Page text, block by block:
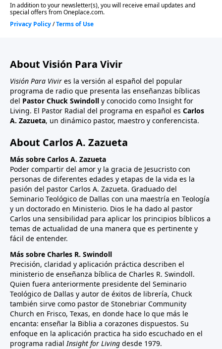
About Visión Para Vivir
Visión Para Vivir es la versión al español del popular
programa de radio que presenta las enseñanzas bíblicas
del Pastor Chuck Swindoll y conocido como Insight for
Living. El Pastor Radial del programa en español es Carlos
A. Zazueta, un dinámico pastor, maestro y conferencista.
About Carlos A. Zazueta
Más sobre Carlos A. Zazueta
Poder compartir del amor y la gracia de Jesucristo con
personas de diferentes edades y etapas de la vida es la
pasión del pastor Carlos A. Zazueta. Graduado del
Seminario Teológico de Dallas con una maestría en Teología
y un doctorado en Ministerio. Dios le ha dado al pastor
Carlos una sensibilidad para aplicar los principios bíblicos a
temas de actualidad de una manera que es pertinente y
fácil de entender.
Más sobre Charles R. Swindoll
Precisión, claridad y aplicación práctica describen el
ministerio de enseñanza bíblica de Charles R. Swindoll.
Quien fuera anteriormente presidente del Seminario
Teológico de Dallas y autor de éxitos de librería, Chuck
también sirve como pastor de Stonebriar Community
Church en Frisco, Texas, en donde hace lo que más le
encanta: enseñar la Biblia a corazones dispuestos. Su
enfoque en la aplicación practica ha sido escuchado en el
programa radialInsight for Living desde 1979.